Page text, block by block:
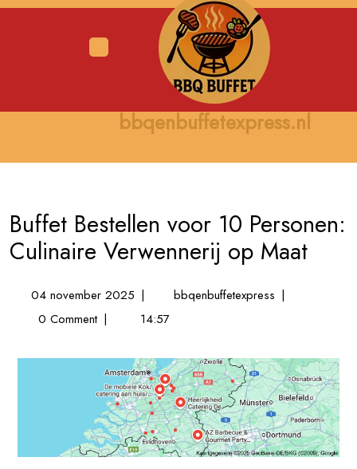
Skip
bbqenbuffetexpress.nl
Buffet Bestellen voor 10 Personen:
Culinaire Verwennerij op Maat
04 november 202504
november
| bbqenbuffetexpressBuffet
Personen:
Culinaire
Verwennerij
op
Maat
|
0 Comment | 14:57